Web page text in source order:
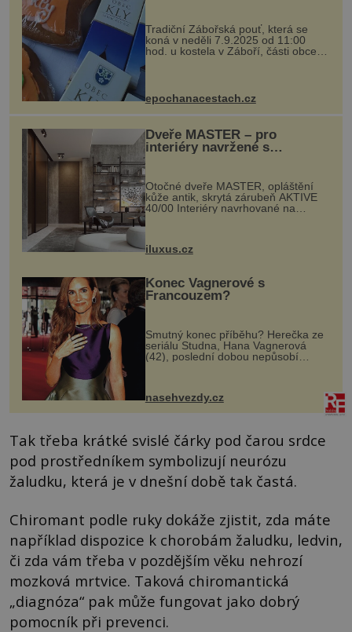
Tradiční Zábořská pouť, která se
koná v neděli 7.9.2025 od 11:00
hod. u kostela v Záboří, části obce
Kly u Mělníka. V programu naleznete
komentovanou prohlídku kostela,
epochanacestach.cz
Dveře MASTER – pro
interiéry navržené s
rozumem i vášní!
Otočné dveře MASTER, opláštění
kůže antik, skrytá zárubeň AKTIVE
40/00 Interiéry navrhované na
zakázku často vyžadují atypické
rozměry nejen nábytku, ale i
dnes umož...
iluxus.cz
Konec Vagnerové s
Francouzem?
Smutný konec příběhu? Herečka ze
seriálu Studna, Hana Vagnerová
(42), poslední dobou nepůsobí
nasehvezdy.cz
Tak třeba krátké svislé čárky pod čarou srdce
pod prostředníkem symbolizují neurózu
žaludku, která je v dnešní době tak častá.
Chiromant podle ruky dokáže zjistit, zda máte
například dispozice k chorobám žaludku, ledvin,
či zda vám třeba v pozdějším věku nehrozí
mozková mrtvice. Taková chiromantická
„diagnóza“ pak může fungovat jako dobrý
pomocník při prevenci.